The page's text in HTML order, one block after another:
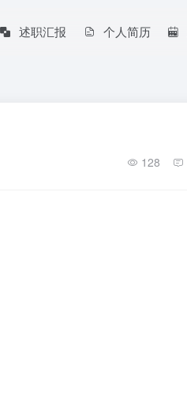
述职汇报 个人简历
128